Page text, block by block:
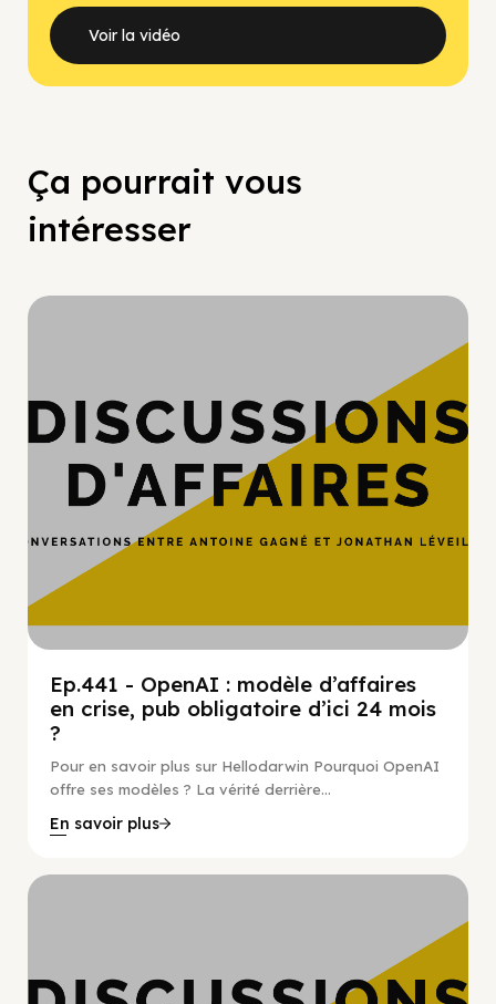
Voir la vidéo
Ça pourrait vous
intéresser
Ep.441 - OpenAI : modèle d’affaires
en crise, pub obligatoire d’ici 24 mois
?
Pour en savoir plus sur Hellodarwin Pourquoi OpenAI
offre ses modèles ? La vérité derrière...
En savoir plus